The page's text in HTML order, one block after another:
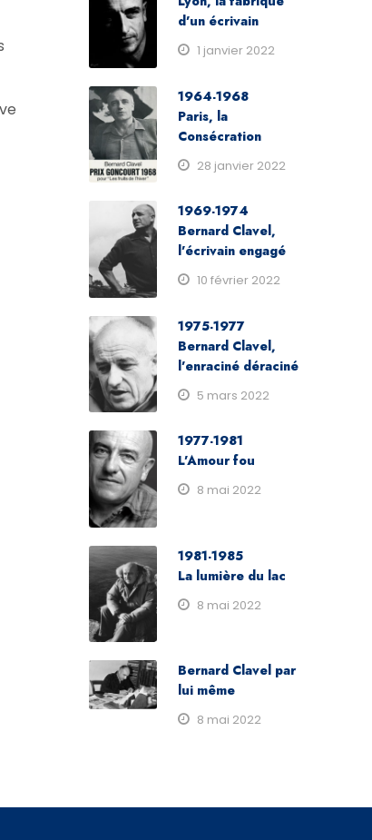
d’un écrivain
1 janvier 2022
1964-1968
Paris, la
Consécration
28 janvier 2022
1969-1974
Bernard Clavel,
l’écrivain engagé
10 février 2022
1975-1977
Bernard Clavel,
l’enraciné déraciné
5 mars 2022
1977-1981
L’Amour fou
8 mai 2022
1981-1985
La lumière du lac
8 mai 2022
Bernard Clavel par
lui même
8 mai 2022